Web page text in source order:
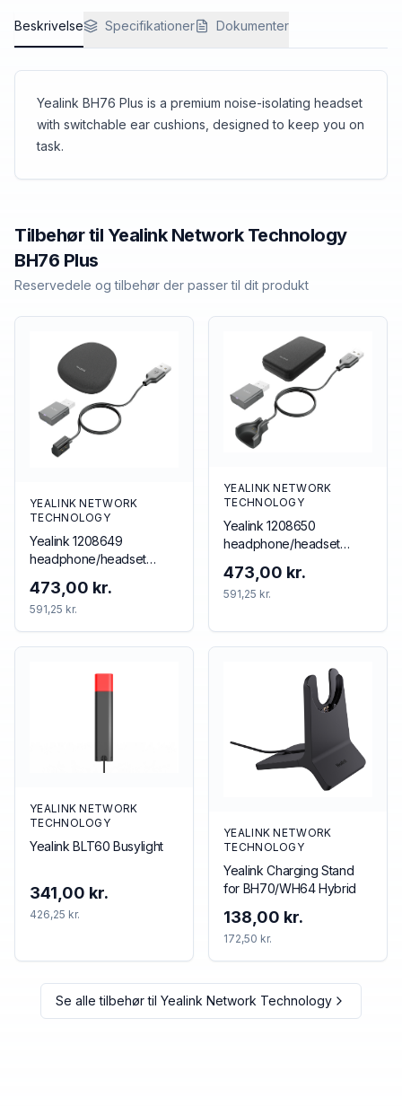
Beskrivelse Specifikationer Dokumenter
Yealink BH76 Plus is a premium noise-isolating headset
with switchable ear cushions, designed to keep you on
task.
Tilbehør til Yealink Network Technology
BH76 Plus
Reservedele og tilbehør der passer til dit produkt
YEALINK NETWORK
TECHNOLOGY
Yealink 1208649
headphone/headset
473,00 kr.
591,25 kr.
YEALINK NETWORK
TECHNOLOGY
Yealink 1208650
headphone/headset
473,00 kr.
591,25 kr.
YEALINK NETWORK
TECHNOLOGY
Yealink BLT60 Busylight
341,00 kr.
426,25 kr.
YEALINK NETWORK
TECHNOLOGY
Yealink Charging Stand
for BH70/WH64 Hybrid
138,00 kr.
172,50 kr.
Se alle tilbehør til Yealink Network Technology